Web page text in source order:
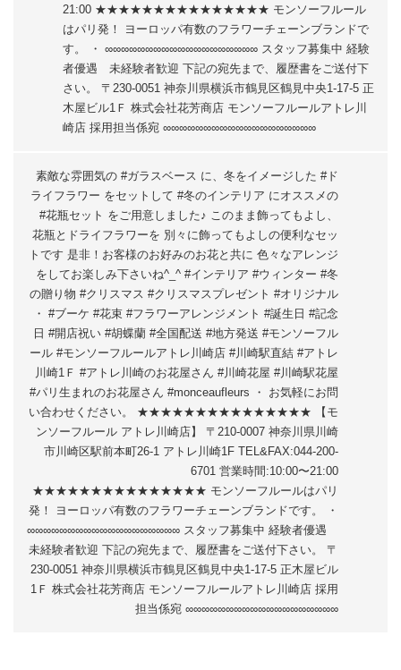
21:00 ★★★★★★★★★★★★★★★ モンソーフルール
はパリ発！ ヨーロッパ有数のフラワーチェーンブランドで
す。 ・ ∞∞∞∞∞∞∞∞∞∞∞∞∞∞∞∞∞∞∞ スタッフ募集中 経験
者優遇 未経験者歓迎 下記の宛先まで、履歴書をご送付下
さい。 〒230-0051 神奈川県横浜市鶴見区鶴見中央1-17-5 正
木屋ビル1Ｆ 株式会社花芳商店 モンソーフルールアトレ川
崎店 採用担当係宛 ∞∞∞∞∞∞∞∞∞∞∞∞∞∞∞∞∞∞∞
素敵な雰囲気の #ガラスベース に、冬をイメージした #ド
ライフラワー をセットして #冬のインテリア にオススメの
#花瓶セット をご用意しました♪ このまま飾ってもよし、
花瓶とドライフラワーを 別々に飾ってもよしの便利なセッ
トです 是非！お客様のお好みのお花と共に 色々なアレンジ
をしてお楽しみ下さいね^_^ #インテリア #ウィンター #冬
の贈り物 #クリスマス #クリスマスプレゼント #オリジナル
・ #ブーケ #花束 #フラワーアレンジメント #誕生日 #記念
日 #開店祝い #胡蝶蘭 #全国配送 #地方発送 #モンソーフル
ール #モンソーフルールアトレ川崎店 #川崎駅直結 #アトレ
川崎1Ｆ #アトレ川崎のお花屋さん #川崎花屋 #川崎駅花屋
#パリ生まれのお花屋さん #monceaufleurs ・ お気軽にお問
い合わせください。 ★★★★★★★★★★★★★★★ 【モ
ンソーフルール アトレ川崎店】 〒210-0007 神奈川県川崎
市川崎区駅前本町26-1 アトレ川崎1F TEL&FAX:044-200-
6701 営業時間:10:00〜21:00
★★★★★★★★★★★★★★★ モンソーフルールはパリ
発！ ヨーロッパ有数のフラワーチェーンブランドです。 ・
∞∞∞∞∞∞∞∞∞∞∞∞∞∞∞∞∞∞∞ スタッフ募集中 経験者優遇
未経験者歓迎 下記の宛先まで、履歴書をご送付下さい。 〒
230-0051 神奈川県横浜市鶴見区鶴見中央1-17-5 正木屋ビル
1Ｆ 株式会社花芳商店 モンソーフルールアトレ川崎店 採用
担当係宛 ∞∞∞∞∞∞∞∞∞∞∞∞∞∞∞∞∞∞∞